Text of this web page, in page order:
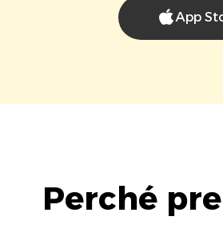
App
Perché